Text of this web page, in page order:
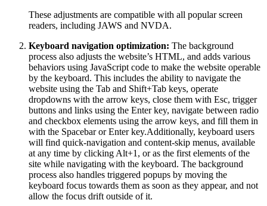
These adjustments are compatible with all popular screen
readers, including JAWS and NVDA.
Keyboard navigation optimization: The background
process also adjusts the website’s HTML, and adds various
behaviors using JavaScript code to make the website operable
by the keyboard. This includes the ability to navigate the
website using the Tab and Shift+Tab keys, operate
dropdowns with the arrow keys, close them with Esc, trigger
buttons and links using the Enter key, navigate between radio
and checkbox elements using the arrow keys, and fill them in
with the Spacebar or Enter key.Additionally, keyboard users
will find quick-navigation and content-skip menus, available
at any time by clicking Alt+1, or as the first elements of the
site while navigating with the keyboard. The background
process also handles triggered popups by moving the
keyboard focus towards them as soon as they appear, and not
allow the focus drift outside of it.